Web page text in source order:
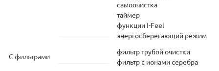
самоочистка
таймер
функции I-Feel
энергосберегающий режим
С фильтрами
фильтр грубой очистки
фильтр с ионами серебра